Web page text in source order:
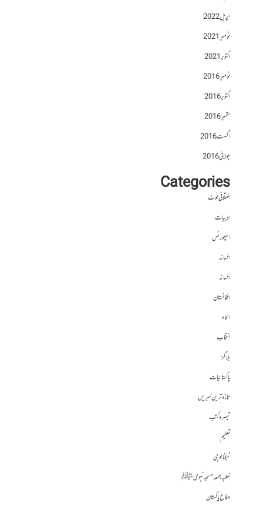
اپریل 2022
نومبر 2021
اکتوبر 2021
نومبر 2016
اکتوبر 2016
ستمبر 2016
اگست 2016
جولائی 2016
Categories
اختلافی نوٹ
ادبیات
اسپورٹس
افسانہ
افسانہ
افغانستان
الحاد
انتخاب
بلاگز
پاکستانیات
تازہ ترین خبریں
تبصرہ کتب
تعلیم
ٹیکنالوجی
خطبہ جمعہ مسجد نبوی ﷺ
دفاع پاکستان